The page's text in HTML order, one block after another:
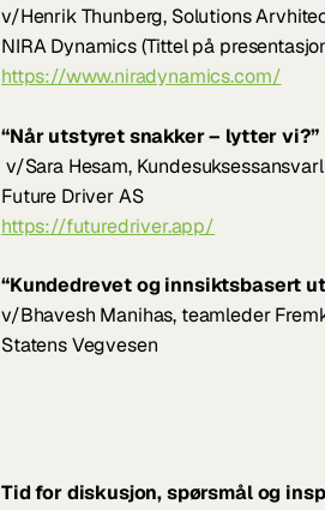
v/Henrik Thunberg, Solutions
NIRA Dynamics (Tittel på
https://www.niradynamics.com/
“Når utstyret snakker – lytter vi?”
v/Sara Hesam,
Future Driver AS
https://futuredriver.app/
“Kundedrevet og innsiktsbasert
v/Bhavesh Manihas, teamleder
Statens Vegvesen
Tid for diskusjon, spørsmål og